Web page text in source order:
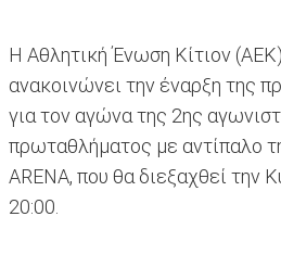
Η Αθλητική Ένωση Κίτιον
ανακοινώνει την έναρξη της
για τον αγώνα της 2ης
πρωταθλήματος με αντίπαλο
ΑRENA, που θα διεξαχθεί την
20:00.